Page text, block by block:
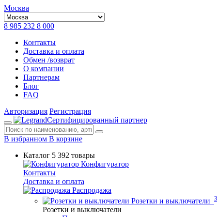
Москва
8 985 232 8 000
Контакты
Доставка и оплата
Обмен /возврат
О компании
Партнерам
Блог
FAQ
Авторизация Регистрация
Сертифицированный партнер
В избранном В корзине
Каталог 5 392 товары
Конфигуратор
Контакты
Доставка и оплата
Распродажа
Розетки и выключатели
Розетки и выключатели